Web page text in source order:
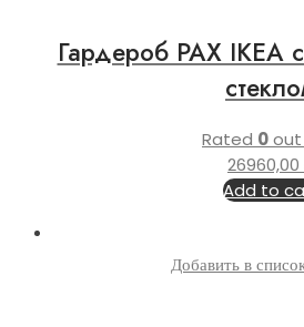
Гардероб PAX IKEA
Rated 0
26960,00
Add to
Добавить в